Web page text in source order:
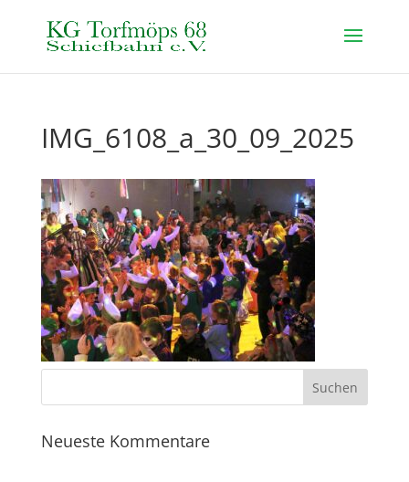
IMG_6108_a_30_09_2025
Neueste Kommentare